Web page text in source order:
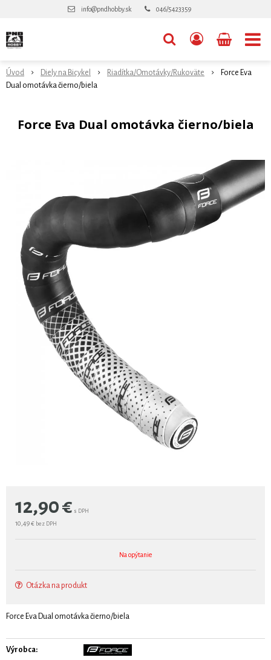
info@pndhobby.sk 046/5423359
Úvod Diely na Bicykel Riadítka/Omotávky/Rukoväte
Force Eva
Dual omotávka čierno/biela
Force Eva Dual omotávka čierno/biela
12,90€ s DPH
10,49 € bez DPH
Na opýtanie
Otázka na produkt
Force Eva Dual omotávka čierno/biela
Výrobca: